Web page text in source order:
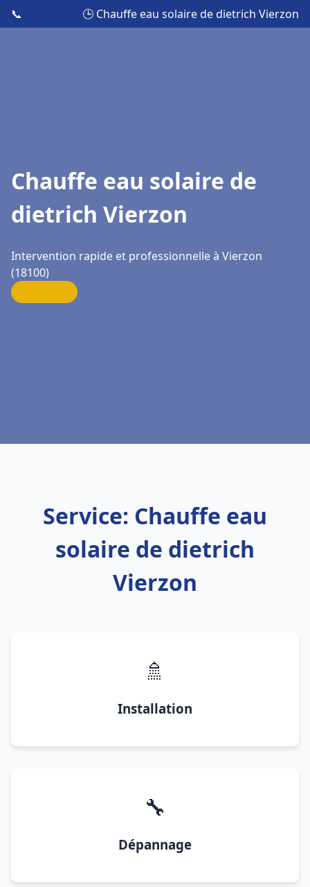
📞 🕒 Chauffe eau solaire de dietrich Vierzon
Chauffe eau solaire de
dietrich Vierzon
Intervention rapide et professionnelle à Vierzon
(18100)
Service: Chauffe eau
solaire de dietrich
Vierzon
🚿
Installation
🔧
Dépannage